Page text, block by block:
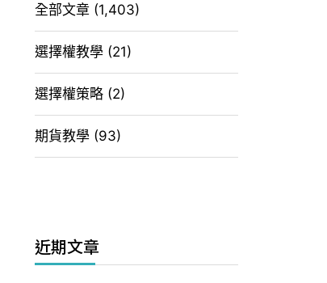
全部文章 (1,403)
選擇權教學 (21)
選擇權策略 (2)
期貨教學 (93)
近期文章